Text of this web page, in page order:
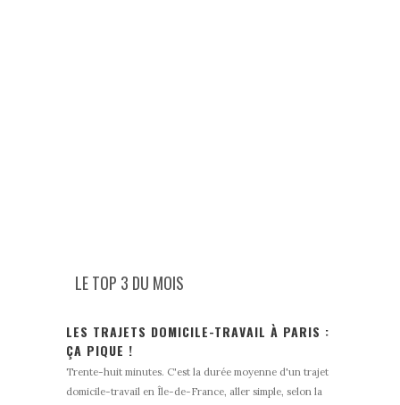
LE TOP 3 DU MOIS
LES TRAJETS DOMICILE-TRAVAIL À PARIS :
ÇA PIQUE !
Trente-huit minutes. C'est la durée moyenne d'un trajet
domicile-travail en Île-de-France, aller simple, selon la